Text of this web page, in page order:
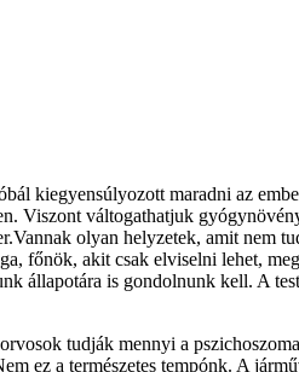
kiegyensúlyozott maradni az
Viszont váltogathatjuk
olyan helyzetek, amit nem
főnök, akit csak elviselni lehet,
állapotára is gondolnunk kell. A
tudják mennyi a
ez a természetes tempónk. A